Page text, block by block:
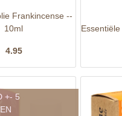
Frankincense --
10ml
4.95
+- 5